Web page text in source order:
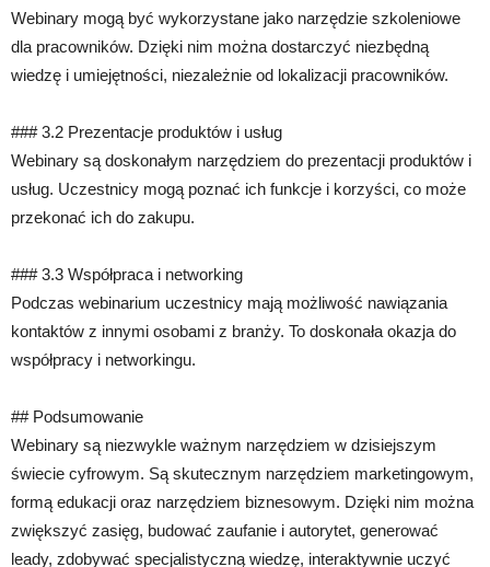
Webinary mogą być wykorzystane jako narzędzie szkoleniowe
dla pracowników. Dzięki nim można dostarczyć niezbędną
wiedzę i umiejętności, niezależnie od lokalizacji pracowników.
### 3.2 Prezentacje produktów i usług
Webinary są doskonałym narzędziem do prezentacji produktów i
usług. Uczestnicy mogą poznać ich funkcje i korzyści, co może
przekonać ich do zakupu.
### 3.3 Współpraca i networking
Podczas webinarium uczestnicy mają możliwość nawiązania
kontaktów z innymi osobami z branży. To doskonała okazja do
współpracy i networkingu.
## Podsumowanie
Webinary są niezwykle ważnym narzędziem w dzisiejszym
świecie cyfrowym. Są skutecznym narzędziem marketingowym,
formą edukacji oraz narzędziem biznesowym. Dzięki nim można
zwiększyć zasięg, budować zaufanie i autorytet, generować
leady, zdobywać specjalistyczną wiedzę, interaktywnie uczyć